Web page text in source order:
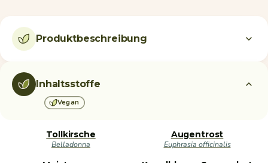
Produktbeschreibung
Inhaltsstoffe
Vegan
Tollkirsche
Belladonna
Augentrost
Euphrasia officinalis